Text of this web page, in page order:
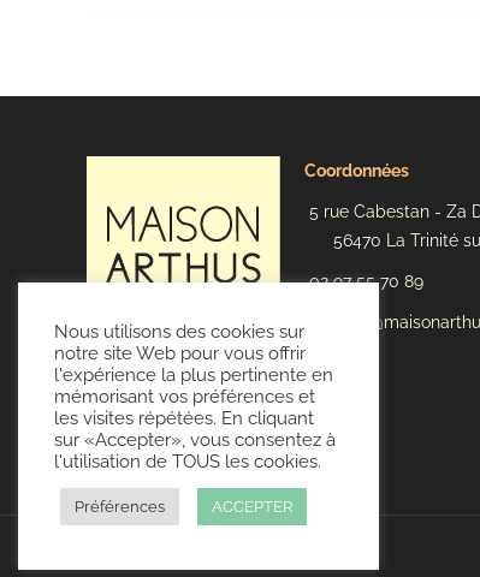
Coordonnées
5 rue Cabestan - Za
56470 La Trinité
02 97 55 70 89
Nous utilisons des cookies sur
notre site Web pour vous offrir
l'expérience la plus pertinente en
mémorisant vos préférences et
les visites répétées. En cliquant
sur «Accepter», vous consentez à
l'utilisation de TOUS les cookies.
Préférences ACCEPTER